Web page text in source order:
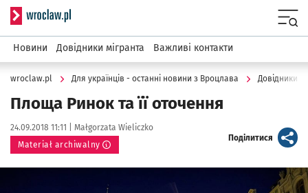
Serwis informacyjny wroclaw.pl
Новини Довідники мігранта Важливі контакти
wroclaw.pl Для українців - останні новини з Вроцлава Довідники
Площа Ринок та її оточення
Data publikacji:
24.09.2018 11:11 | Autor:
Małgorzata Wieliczko
Materiał archiwalny
Поділитися artykuł